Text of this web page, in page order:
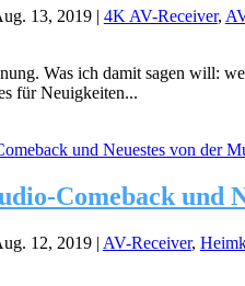
13, 2019| 4K AV-Receiver,
Was ich damit sagen will:
für Neuigkeiten...
Comeback und
12, 2019| AV-Receiver,